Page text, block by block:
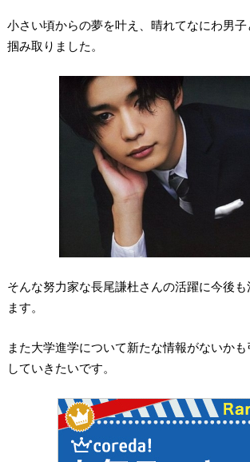
小さい頃からの夢を叶え、晴れてなにわ男
掴み取りました。
そんな努力家な長尾謙杜さんの活躍に今後
ます。
また大学進学について新たな情報がないか
していきたいです。